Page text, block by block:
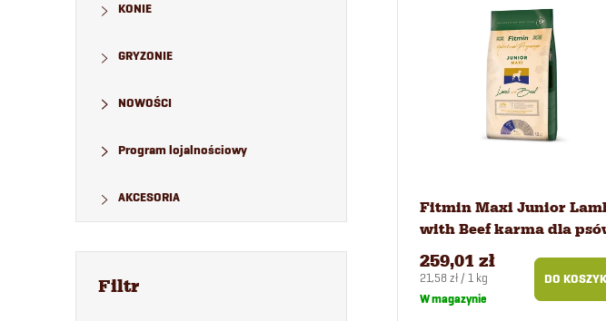
KONIE
GRYZONIE
NOWOŚCI
Program lojalnościowy
AKCESORIA
Fitmin Maxi Junior
with Beef karma dla
12 kg
259,01 zł
Cena
jednostkowa:
21,58 zł / 1 kg
W magazynie
DO